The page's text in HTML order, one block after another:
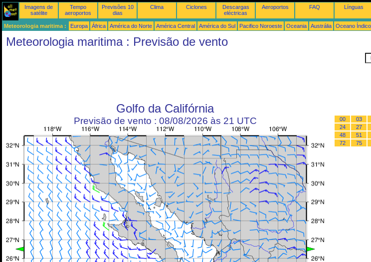
Imagens de
satélite
Tempo
aeroportos
Previsões 10
dias
Clima Ciclones
Descargas
eléctricas
Aeroportos FAQ Línguas
Meteorologia maritima : Europa África América do Norte América Central América do Sul Pacifico Noroeste Oceania Austrália Oceano Índico
Meteorologia maritima : Previsão de vento
Golfo da Califórnia
Previsão de vento : 08/08/2026 às 21 UTC 00 03
24
27
48
51
72
75